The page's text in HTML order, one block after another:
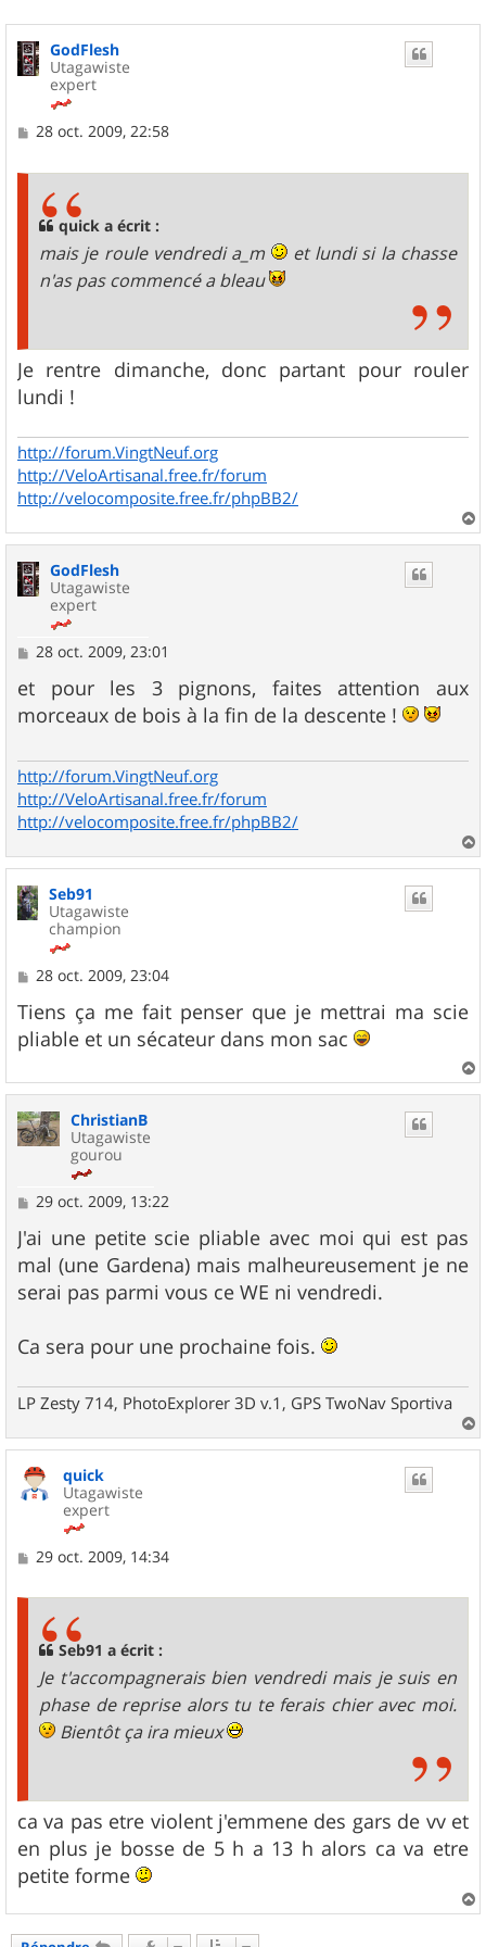
GodFlesh
Utagawiste
expert
M
28 oct. 2009, 22:58
quick a écrit :
mais je roule vendredi a_m
et lundi si la chasse
n'as pas commencé a bleau
Je rentre dimanche, donc partant pour rouler
lundi !
http://forum.VingtNeuf.org
http://VeloArtisanal.free.fr/forum
http://velocomposite.free.fr/phpBB2/
a
GodFlesh
Utagawiste
expert
M
s
s
a
28 oct. 2009, 23:01
et pour les 3 pignons, faites attention aux
morceaux de bois à la fin de la descente !
http://forum.VingtNeuf.org
http://VeloArtisanal.free.fr/forum
http://velocomposite.free.fr/phpBB2/
a
Seb91
Utagawiste
champion
M
s
s
a
e
28 oct. 2009, 23:04
Tiens ça me fait penser que je mettrai ma scie
pliable et un sécateur dans mon sac
a
ChristianB
Utagawiste
gourou
M
s
s
a
g
e
29 oct. 2009, 13:22
J'ai une petite scie pliable avec moi qui est pas
mal (une Gardena) mais malheureusement je ne
serai pas parmi vous ce WE ni vendredi.
Ca sera pour une prochaine fois.
LP Zesty 714, PhotoExplorer 3D v.1, GPS TwoNav Sportiva
a
u
quick
Utagawiste
expert
M
29 oct. 2009, 14:34
Seb91 a écrit :
Je t'accompagnerais bien vendredi mais je suis en
phase de reprise alors tu te ferais chier avec moi.
Bientôt ça ira mieux
ca va pas etre violent j'emmene des gars de vv et
en plus je bosse de 5 h a 13 h alors ca va etre
petite forme
a